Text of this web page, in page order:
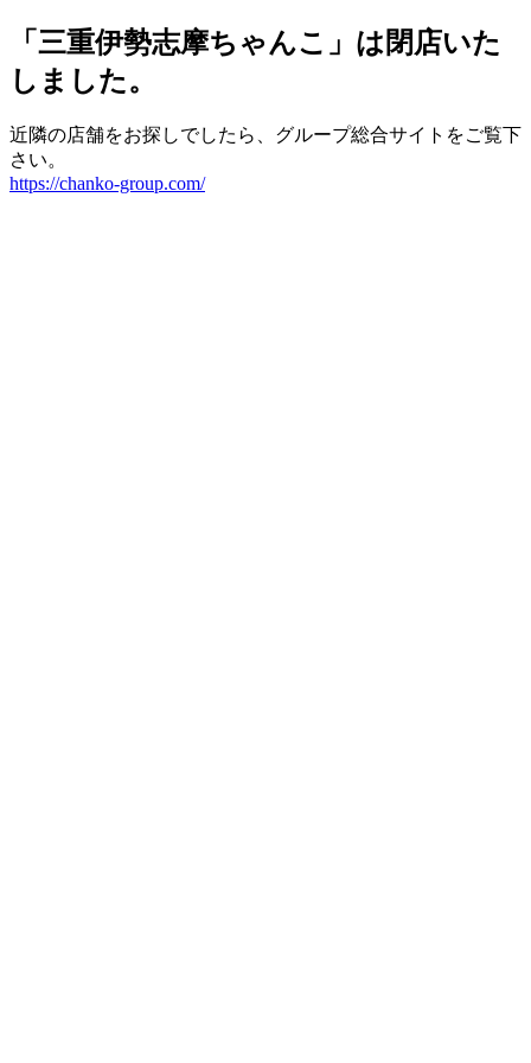
「三重伊勢志摩ちゃんこ」は閉店いた
しました。
近隣の店舗をお探しでしたら、グループ総合サイトをご覧下
さい。
https://chanko-group.com/